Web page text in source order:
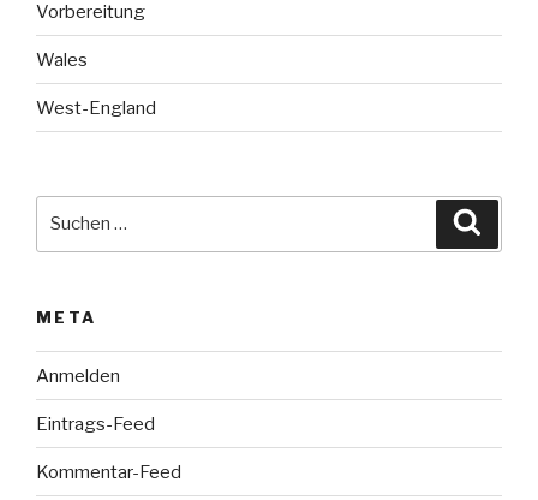
Vorbereitung
Wales
West-England
META
Anmelden
Eintrags-Feed
Kommentar-Feed